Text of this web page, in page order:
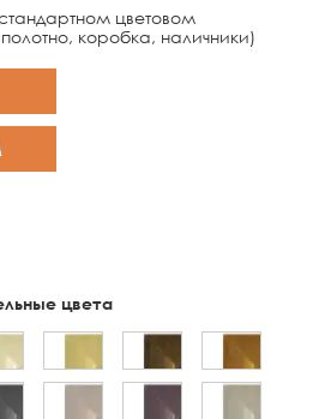
цветовом
коробка, наличники)
цвета